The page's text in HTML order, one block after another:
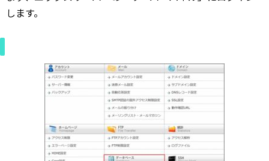
します。